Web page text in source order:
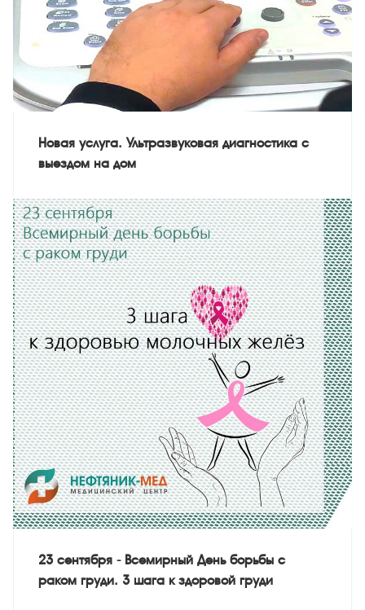
Новая услуга. Ультразвуковая диагностика с
выездом на дом
23 сентября - Всемирный День борьбы с
раком груди. 3 шага к здоровой груди